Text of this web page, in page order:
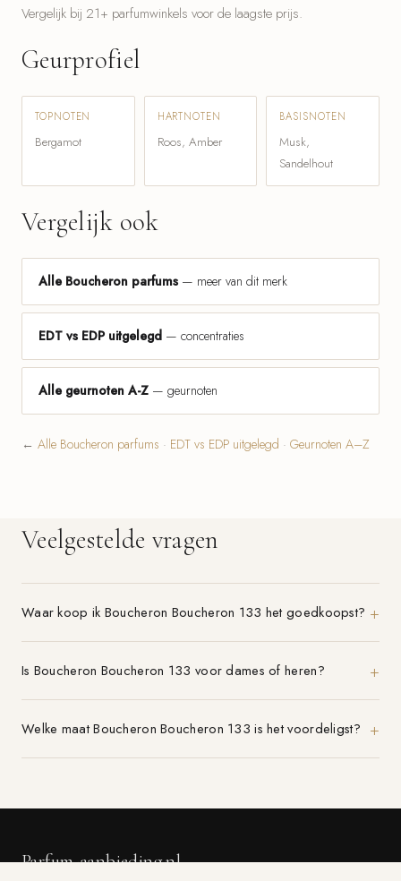
Vergelijk bij 21+ parfumwinkels voor de laagste prijs.
Geurprofiel
TOPNOTEN
Bergamot
HARTNOTEN
Roos, Amber
BASISNOTEN
Musk,
Sandelhout
Vergelijk ook
Alle Boucheron parfums — meer van dit merk
EDT vs EDP uitgelegd — concentraties
Alle geurnoten A-Z — geurnoten
← Alle Boucheron parfums · EDT vs EDP uitgelegd · Geurnoten A–Z
Veelgestelde vragen
Waar koop ik Boucheron Boucheron 133 het goedkoopst?
Is Boucheron Boucheron 133 voor dames of heren?
Welke maat Boucheron Boucheron 133 is het voordeligst?
Parfum-aanbieding.nl